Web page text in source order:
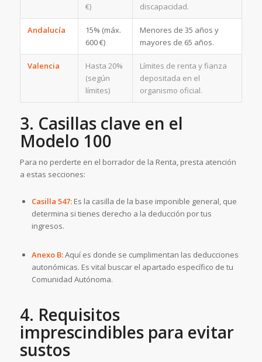
€)
discapacidad.
Andalucía
15% (máx.
600 €)
Menores de 35 años y
mayores de 65 años.
Valencia
Hasta 20%
(según
límites)
Límites de renta y fianza
depositada en el
organismo oficial.
3. Casillas clave en el
Modelo 100
Para no perderte en el borrador de la Renta, presta atención
a estas secciones:
Casilla 547:Es la casilla de la base imponible general, que
determina si tienes derecho a la deducción por tus
ingresos.
Anexo B:Aquí es donde se cumplimentan las deducciones
autonómicas. Es vital buscar el apartado específico de tu
Comunidad Autónoma.
4. Requisitos
imprescindibles para evitar
sustos